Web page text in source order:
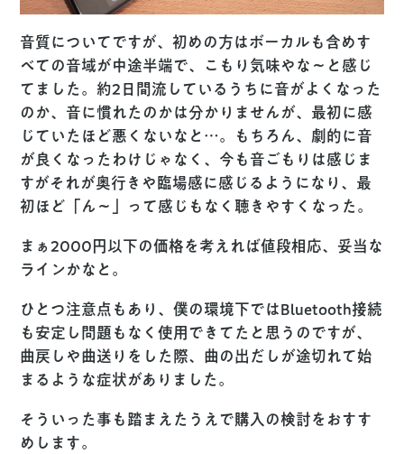
音質についてですが、初めの方はボーカルも含めす
べての音域が中途半端で、こもり気味やな〜と感じ
てました。約2日間流しているうちに音がよくなった
のか、音に慣れたのかは分かりませんが、最初に感
じていたほど悪くないなと…。もちろん、劇的に音
が良くなったわけじゃなく、今も音ごもりは感じま
すがそれが奥行きや臨場感に感じるようになり、最
初ほど「ん〜」って感じもなく聴きやすくなった。
まぁ2000円以下の価格を考えれば値段相応、妥当な
ラインかなと。
ひとつ注意点もあり、僕の環境下ではBluetooth接続
も安定し問題もなく使用できてたと思うのですが、
曲戻しや曲送りをした際、曲の出だしが途切れて始
まるような症状がありました。
そういった事も踏まえたうえで購入の検討をおすす
めします。